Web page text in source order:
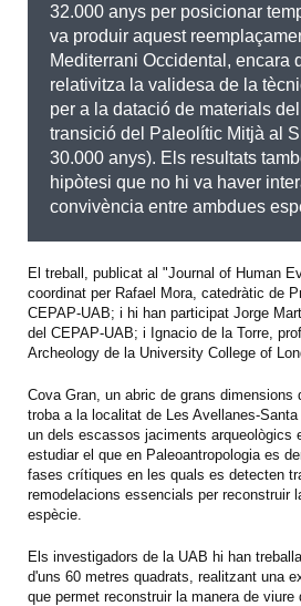
32.000 anys per posicionar
va produir aquest
Mediterrani Occidental, encara
relativitza la validesa de la
per a la datació de materials
transició del Paleolític Mitjà al
30.000 anys). Els resultats
hipòtesi que no hi va haver
convivència entre ambdues
El treball, publicat al "Journal of Human
coordinat per Rafael Mora, catedràtic de
CEPAP-UAB; i hi han participat Jorge
del CEPAP-UAB; i Ignacio de la Torre,
Archeology de la University College of
Cova Gran, un abric de grans dimensions
troba a la localitat de Les Avellanes-
un dels escassos jaciments arqueològics
estudiar el que en Paleoantropologia es
fases crítiques en les quals es detecten
remodelacions essencials per reconstruir
espècie.
Els investigadors de la UAB hi han
d'uns 60 metres quadrats, realitzant una
que permet reconstruir la manera de